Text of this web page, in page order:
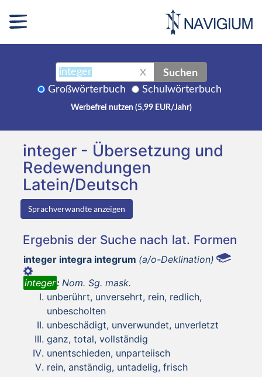
X Suchen
Großwörterbuch Schulwörterbuch
Werbefrei nutzen (5,99 EUR/Jahr)
integer - Übersetzung und
Redewendungen
Latein/Deutsch
Sprachverwandte anzeigen
Ergebnis der Suche nach lat. Formen
integer integra integrum (a/o-Deklination)
integer: Nom. Sg. mask.
unberührt, unversehrt, rein, redlich,
unbescholten
unbeschädigt, unverwundet, unverletzt
ganz, total, vollständig
unentschieden, unparteiisch
rein, anständig, untadelig, frisch